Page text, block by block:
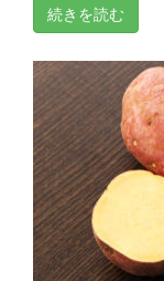
続きを読む